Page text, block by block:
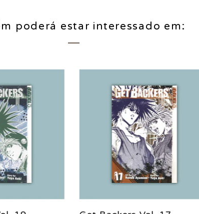
poderá estar interessado em: